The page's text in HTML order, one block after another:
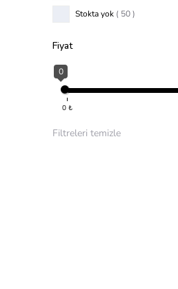
Stokta yok ( 50 )
Fiyat
0
0 ₺
Filtreleri temizle